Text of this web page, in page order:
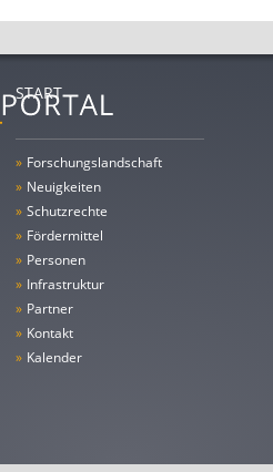
START
» Forschungs­landschaft
» Neuigkeiten
» Schutzrechte
» Fördermittel
» Personen
» Infrastruktur
» Partner
» Kontakt
» Kalender